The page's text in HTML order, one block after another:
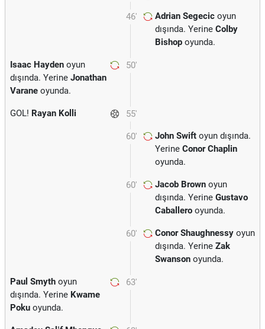
46' Adrian Segecic oyun
dışında. Yerine Colby
Bishop oyunda.
50'
Isaac Hayden oyun
dışında. Yerine Jonathan
Varane oyunda.
55'
GOL! Rayan Kolli
60' John Swift oyun dışında.
Yerine Conor Chaplin
oyunda.
60' Jacob Brown oyun
dışında. Yerine Gustavo
Caballero oyunda.
60' Conor Shaughnessy oyun
dışında. Yerine Zak
Swanson oyunda.
63'
Paul Smyth oyun
dışında. Yerine Kwame
Poku oyunda.